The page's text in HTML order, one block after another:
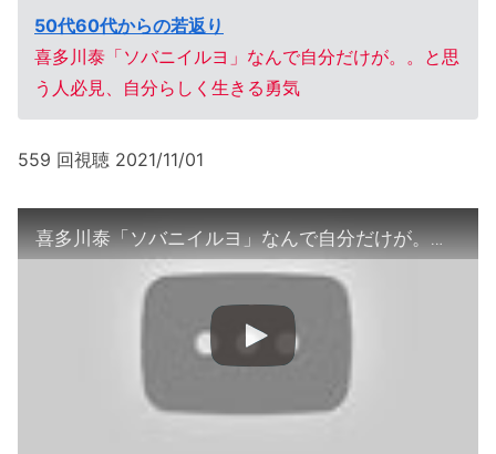
50代60代からの若返り
喜多川泰「ソバニイルヨ」なんで自分だけが。。と思
う人必見、自分らしく生きる勇気
559 回視聴 2021/11/01
喜多川泰「ソバニイルヨ」なんで自分だけが。。と思う人必見、自分らしく生きる勇気